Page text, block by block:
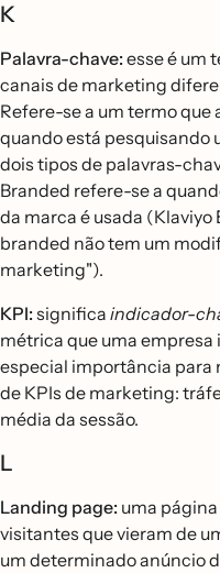
K
Palavra-chave:esse é um
canais de marketing
Refere-se a um termo
quando está pesquisando
dois tipos de palavras-
Branded refere-se a
da marca é usada
branded não tem um
marketing").
KPI:significa indicador-
métrica que uma
especial importância para
de KPIs de marketing:
média da sessão.
L
Landing page: uma
visitantes que vieram de
um determinado anúncio